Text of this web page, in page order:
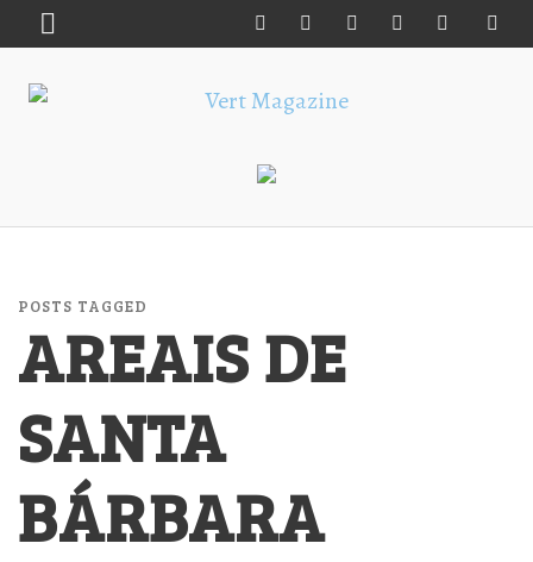
POSTS TAGGED
AREAIS DE
SANTA
BÁRBARA